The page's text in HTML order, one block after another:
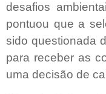
desafios
pontuou que a
sido questionada
para receber as
uma decisão de